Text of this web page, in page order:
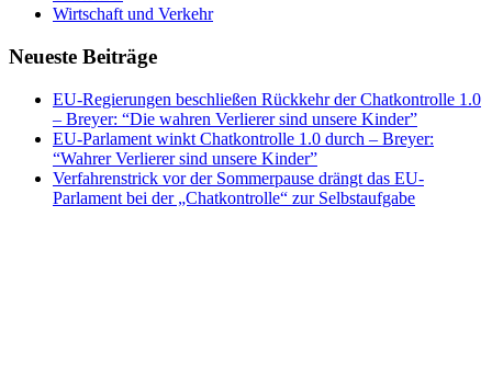
Wirtschaft und Verkehr
Neueste Beiträge
EU-Regierungen beschließen Rückkehr der Chatkontrolle 1.0
– Breyer: “Die wahren Verlierer sind unsere Kinder”
EU-Parlament winkt Chatkontrolle 1.0 durch – Breyer:
“Wahrer Verlierer sind unsere Kinder”
Verfahrenstrick vor der Sommerpause drängt das EU-
Parlament bei der „Chatkontrolle“ zur Selbstaufgabe